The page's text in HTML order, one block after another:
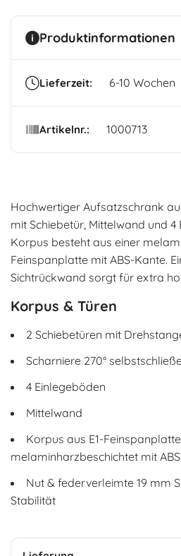
Produktinformationen
Lieferzeit: 6-10 Wochen
Artikelnr.: 1000713
Hochwertiger Aufsatzschrank
mit Schiebetür, Mittelwand und
Korpus besteht aus einer
Feinspanplatte mit ABS-Kante.
Sichtrückwand sorgt für extra
Korpus & Türen
2 Schiebetüren mit
Scharniere 270°
4 Einlegeböden
Mittelwand
Korpus aus E1-
melaminharzbeschichtet mit
Nut & federverleimte 19 mm
Stabilität